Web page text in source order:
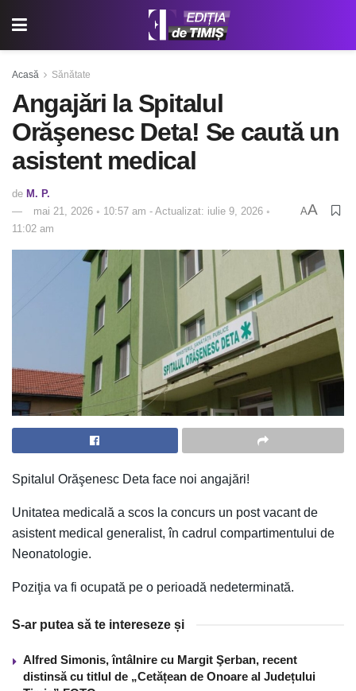
Acasă Sănătate
Angajări la Spitalul
Orăşenesc Deta! Se caută un
asistent medical
de M. P.
mai 21, 2026 ◦ 10:57 am - Actualizat: iulie 9, 2026 ◦
11:02 am
AA
Spitalul Orăşenesc Deta face noi angajări!
Unitatea medicală a scos la concurs un post vacant de
asistent medical generalist, în cadrul compartimentului de
Neonatologie.
Poziţia va fi ocupată pe o perioadă nedeterminată.
S-ar putea să te intereseze și
Alfred Simonis, întâlnire cu Margit Şerban, recent
distinsă cu titlul de „Cetățean de Onoare al Județului